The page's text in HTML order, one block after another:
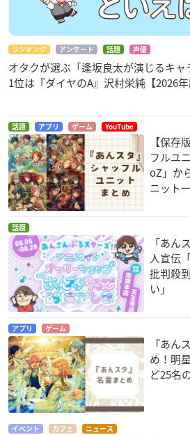
ランキング アンケート 話題 声優
オタクが選ぶ「逢坂良太が演じるキャ
1位は『ダイヤのA』沢村栄純【2026年
話題 アプリ ゲーム YouTube
【保存
フルユ
oZ」か
ニット
話題
「あん
人宣伝
批判殺
い」
アプリ ゲーム
『あん
め！明
ど25名
イベント カフェ ニュース